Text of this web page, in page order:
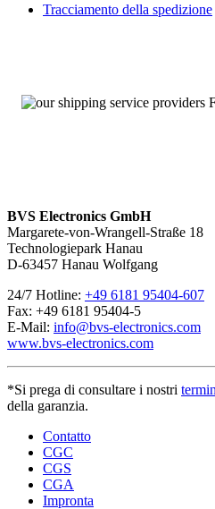
Tracciamento della spedizione
BVS Electronics GmbH
Margarete-von-Wrangell-Straße 18
Technologiepark Hanau
D-63457 Hanau Wolfgang
24/7 Hotline: +49 6181 95404-607
Fax: +49 6181 95404-5
E-Mail: info@bvs-electronics.com
www.bvs-electronics.com
*Si prega di consultare i nostri
della garanzia.
Contatto
CGC
CGS
CGA
Impronta